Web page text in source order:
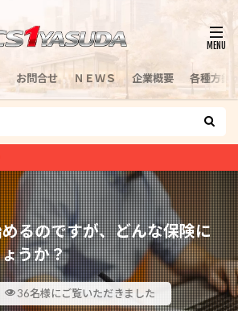
お問合せ ＮＥＷＳ 企業概要 各種方針
るのですが、どんな保険に
うか？
36名様にご覧いただきました
検索